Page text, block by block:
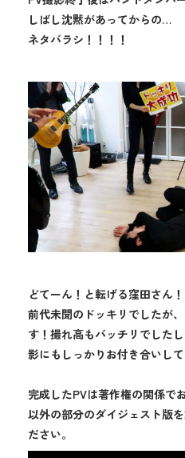
しばし沈黙があってからの…
ネタバラシ！！！！
どてーん！と転げる窪田さん！
前代未聞のドッキリでしたが
す！撮れ高もバッチリでした
影にもしっかりお付き合いし
完成したPVは著作権の関係で
以外の部分のダイジェスト版
ださい。